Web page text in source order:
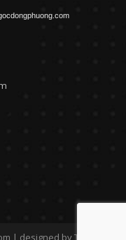
| designed by Tini&Me